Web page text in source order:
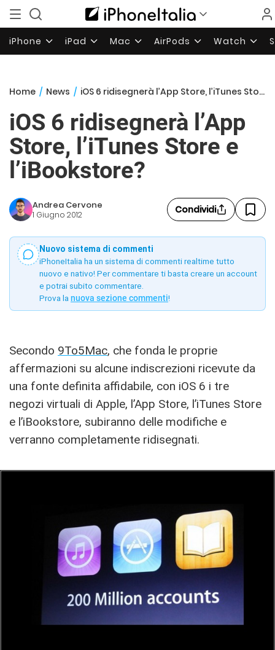
iPhone iPad Mac AirPods Watch
Home / News / iOS 6 ridisegnerà l’App Store, l’iTunes Store e l’iBookstore?
iOS 6 ridisegnerà l’App
Store, l’iTunes Store e
l’iBookstore?
Andrea Cervone
1 Giugno 2012 Condividi
Nuovo sistema di commenti
iPhoneItalia ha un sistema di commenti realtime tutto
nuovo e nativo! Per commentare ti basta creare un account
e potrai subito commentare.
Prova la nuova sezione commenti!
Secondo 9To5Mac, che fonda le proprie
affermazioni su alcune indiscrezioni ricevute da
una fonte definita affidabile, con iOS 6 i tre
negozi virtuali di Apple, l’App Store, l’iTunes Store
e l’iBookstore, subiranno delle modifiche e
verranno completamente ridisegnati.